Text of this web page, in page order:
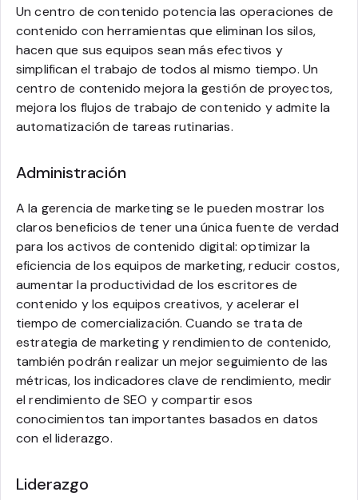
Un centro de contenido potencia las operaciones de
contenido con herramientas que eliminan los silos,
hacen que sus equipos sean más efectivos y
simplifican el trabajo de todos al mismo tiempo. Un
centro de contenido mejora la gestión de proyectos,
mejora los flujos de trabajo de contenido y admite la
automatización de tareas rutinarias.
Administración
A la gerencia de marketing se le pueden mostrar los
claros beneficios de tener una única fuente de verdad
para los activos de contenido digital: optimizar la
eficiencia de los equipos de marketing, reducir costos,
aumentar la productividad de los escritores de
contenido y los equipos creativos, y acelerar el
tiempo de comercialización. Cuando se trata de
estrategia de marketing y rendimiento de contenido,
también podrán realizar un mejor seguimiento de las
métricas, los indicadores clave de rendimiento, medir
el rendimiento de SEO y compartir esos
conocimientos tan importantes basados en datos
con el liderazgo.
Liderazgo